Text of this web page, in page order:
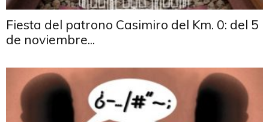
Fiesta del patrono Casimiro del Km. 0: del 5
de noviembre...